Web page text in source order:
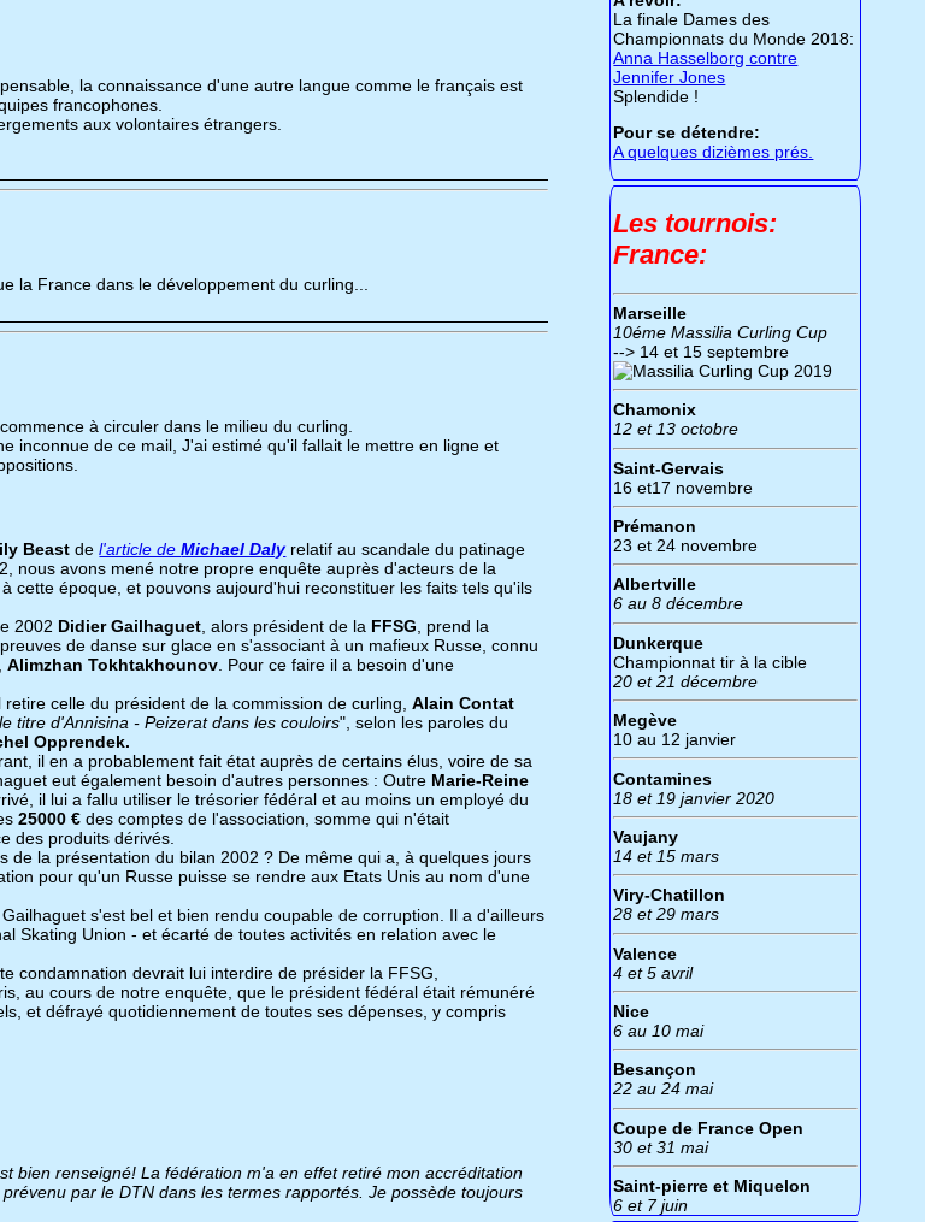
la connaissance d'une autre langue comme le français est
francophones.
aux volontaires étrangers.
la France dans le développement du curling...
commence à circuler dans le milieu du curling.
inconnue de ce mail, J'ai estimé qu'il fallait le mettre en ligne et
Beast de l'article deMichael Dalyrelatif au scandale du patinage
nous avons mené notre propre enquête auprès d'acteurs de la
à cette époque, et pouvons aujourd'hui reconstituer les faits tels qu'ils
2002 Didier Gailhaguet , alors président de la FFSG , prend la
de danse sur glace en s'associant à un mafieux Russe, connu
Alimzhan Tokhtakhounov . Pour ce faire il a besoin d'une
celle du président de la commission de curling,Alain Contat
titre d'Annisina - Peizerat dans les couloirs", selon les paroles du
Opprendek.
il en a probablement fait état auprès de certains élus, voire de sa
eut également besoin d'autres personnes : Outre Marie-Reine
il lui a fallu utiliser le trésorier fédéral et au moins un employé du
25000 € des comptes de l'association, somme qui n'était
des produits dérivés.
de la présentation du bilan 2002 ? De même qui a, à quelques jours
pour qu'un Russe puisse se rendre aux Etats Unis au nom d'une
s'est bel et bien rendu coupable de corruption. Il a d'ailleurs
Skating Union - et écarté de toutes activités en relation avec le
condamnation devrait lui interdire de présider la FFSG,
au cours de notre enquête, que le président fédéral était rémunéré
et défrayé quotidiennement de toutes ses dépenses, y compris
bien renseigné! La fédération m'a en effet retiré mon accréditation
par le DTN dans les termes rapportés. Je possède toujours
La finale Dames des
Championnats du Monde 2018:
Anna Hasselborg contre
Jennifer Jones
Splendide !
Pour se détendre:
A quelques dizièmes prés.
Les tournois:
France:
Marseille
10éme Massilia Curling Cup
--> 14 et 15 septembre
Chamonix
12 et 13 octobre
Saint-Gervais
16 et17 novembre
Prémanon
23 et 24 novembre
Albertville
6 au 8 décembre
Dunkerque
Championnat tir à la cible
20 et 21 décembre
Megève
10 au 12 janvier
Contamines
18 et 19 janvier 2020
Vaujany
14 et 15 mars
Viry-Chatillon
28 et 29 mars
Valence
4 et 5 avril
Nice
6 au 10 mai
Besançon
22 au 24 mai
Coupe de France Open
30 et 31 mai
Saint-pierre et Miquelon
6 et 7 juin